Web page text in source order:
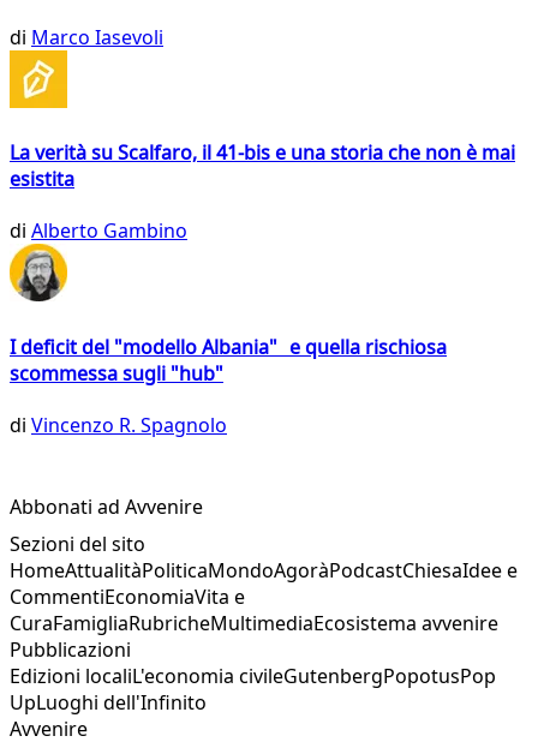
di Marco Iasevoli
La verità su Scalfaro, il 41-bis e una storia che non è mai
esistita
di Alberto Gambino
I deficit del "modello Albania" e quella rischiosa
scommessa sugli "hub"
di Vincenzo R. Spagnolo
Abbonati ad Avvenire
Sezioni del sito
HomeAttualitàPoliticaMondoAgoràPodcastChiesaIdee e
CommentiEconomiaVita e
CuraFamigliaRubricheMultimediaEcosistema avvenire
Pubblicazioni
Edizioni localiL'economia civileGutenbergPopotusPop
UpLuoghi dell'Infinito
Avvenire